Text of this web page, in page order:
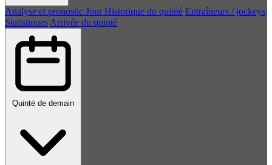
Analyse et pronostic Jour Historique du quinté Entraîneurs / jockeys
Statistiques Arrivée du quinté
Quinté de demain